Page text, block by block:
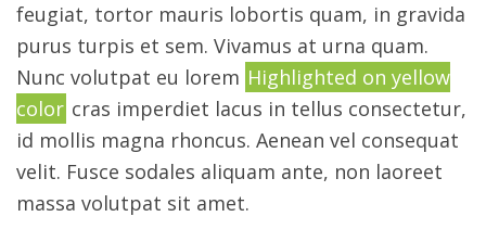
feugiat, tortor mauris lobortis quam, in gravida
purus turpis et sem. Vivamus at urna quam.
Nunc volutpat eu lorem Highlighted on yellow
color cras imperdiet lacus in tellus consectetur,
id mollis magna rhoncus. Aenean vel consequat
velit. Fusce sodales aliquam ante, non laoreet
massa volutpat sit amet.